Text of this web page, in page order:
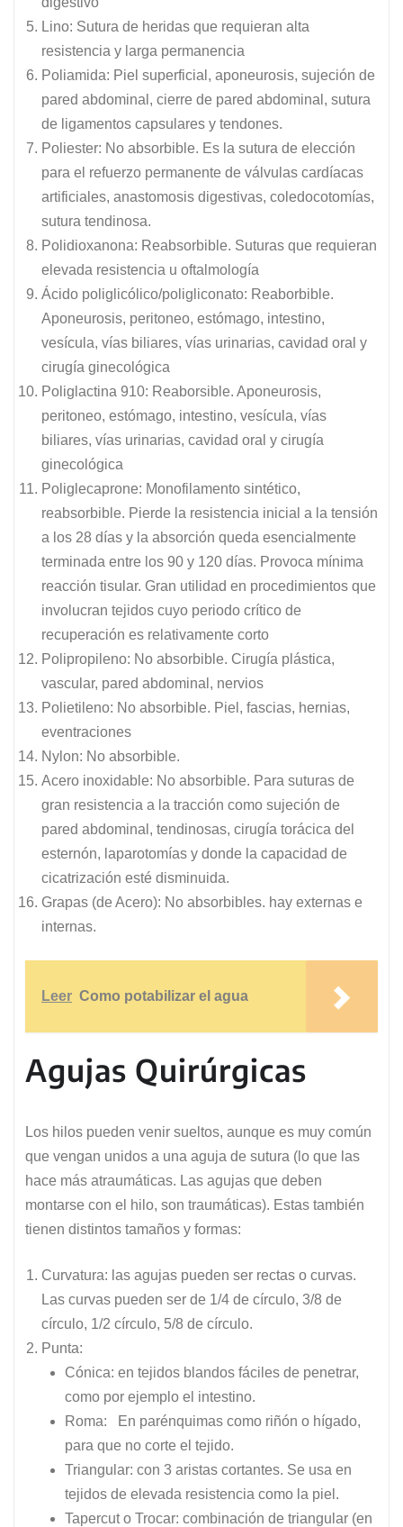
Lino: Sutura de heridas que requieran alta
resistencia y larga permanencia
Poliamida: Piel superficial, aponeurosis, sujeción de
pared abdominal, cierre de pared abdominal, sutura
de ligamentos capsulares y tendones.
Poliester: No absorbible. Es la sutura de elección
para el refuerzo permanente de válvulas cardíacas
artificiales, anastomosis digestivas, coledocotomías,
sutura tendinosa.
Polidioxanona: Reabsorbible. Suturas que requieran
elevada resistencia u oftalmología
Ácido poliglicólico/poligliconato: Reaborbible.
Aponeurosis, peritoneo, estómago, intestino,
vesícula, vías biliares, vías urinarias, cavidad oral y
cirugía ginecológica
Poliglactina 910: Reaborsible. Aponeurosis,
peritoneo, estómago, intestino, vesícula, vías
biliares, vías urinarias, cavidad oral y cirugía
ginecológica
Poliglecaprone: Monofilamento sintético,
reabsorbible. Pierde la resistencia inicial a la tensión
a los 28 días y la absorción queda esencialmente
terminada entre los 90 y 120 días. Provoca mínima
reacción tisular. Gran utilidad en procedimientos que
involucran tejidos cuyo periodo crítico de
recuperación es relativamente corto
Polipropileno: No absorbible. Cirugía plástica,
vascular, pared abdominal, nervios
Polietileno: No absorbible. Piel, fascias, hernias,
eventraciones
Nylon: No absorbible.
Acero inoxidable: No absorbible. Para suturas de
gran resistencia a la tracción como sujeción de
pared abdominal, tendinosas, cirugía torácica del
esternón, laparotomías y donde la capacidad de
cicatrización esté disminuida.
Grapas (de Acero): No absorbibles. hay externas e
internas.
Leer Como potabilizar el agua
Agujas Quirúrgicas
Los hilos pueden venir sueltos, aunque es muy común
que vengan unidos a una aguja de sutura (lo que las
hace más atraumáticas. Las agujas que deben
montarse con el hilo, son traumáticas). Estas también
tienen distintos tamaños y formas:
Curvatura: las agujas pueden ser rectas o curvas.
Las curvas pueden ser de 1/4 de círculo, 3/8 de
círculo, 1/2 círculo, 5/8 de círculo.
Punta:
Cónica: en tejidos blandos fáciles de penetrar,
como por ejemplo el intestino.
Roma: En parénquimas como riñón o hígado,
para que no corte el tejido.
Triangular: con 3 aristas cortantes. Se usa en
tejidos de elevada resistencia como la piel.
Tapercut o Trocar: combinación de triangular (en